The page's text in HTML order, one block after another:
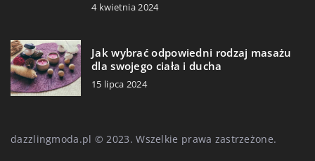
4 kwietnia 2024
Jak wybrać odpowiedni rodzaj masażu
dla swojego ciała i ducha
15 lipca 2024
dazzlingmoda.pl © 2023. Wszelkie prawa zastrzeżone.